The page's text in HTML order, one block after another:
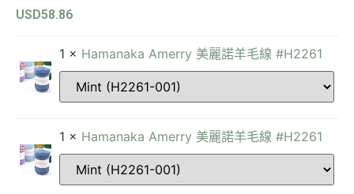
USD58.86
1 × Hamanaka Amerry 美麗諾羊毛線 #H2261
1 × Hamanaka Amerry 美麗諾羊毛線 #H2261